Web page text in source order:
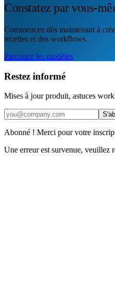
Constatez par vous-
Commencez dès maintenant à
recettes et des workflows.
Parcourir les modèles
Restez informé
Mises à jour produit, astuces
Abonné ! Merci pour votre
Une erreur est survenue, veuillez